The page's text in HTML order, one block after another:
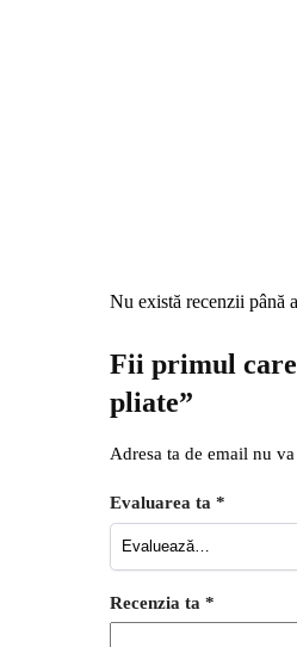
Nu există recenzii până
Fii primul care
pliate”
Adresa ta de email nu
Evaluarea ta *
Recenzia ta *